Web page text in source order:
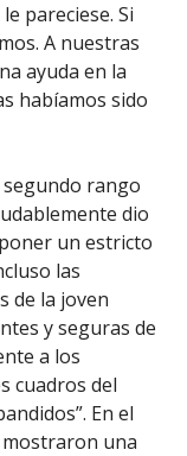
pareciese. Si
A nuestras
ayuda en la
habíamos sido
rango
dio
un estricto
las
de la joven
y seguras de
a los
cuadros del
En el
mostraron una